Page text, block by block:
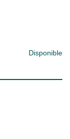
Disponible